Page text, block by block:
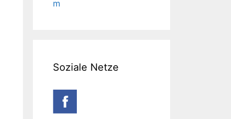
m
Soziale Netze